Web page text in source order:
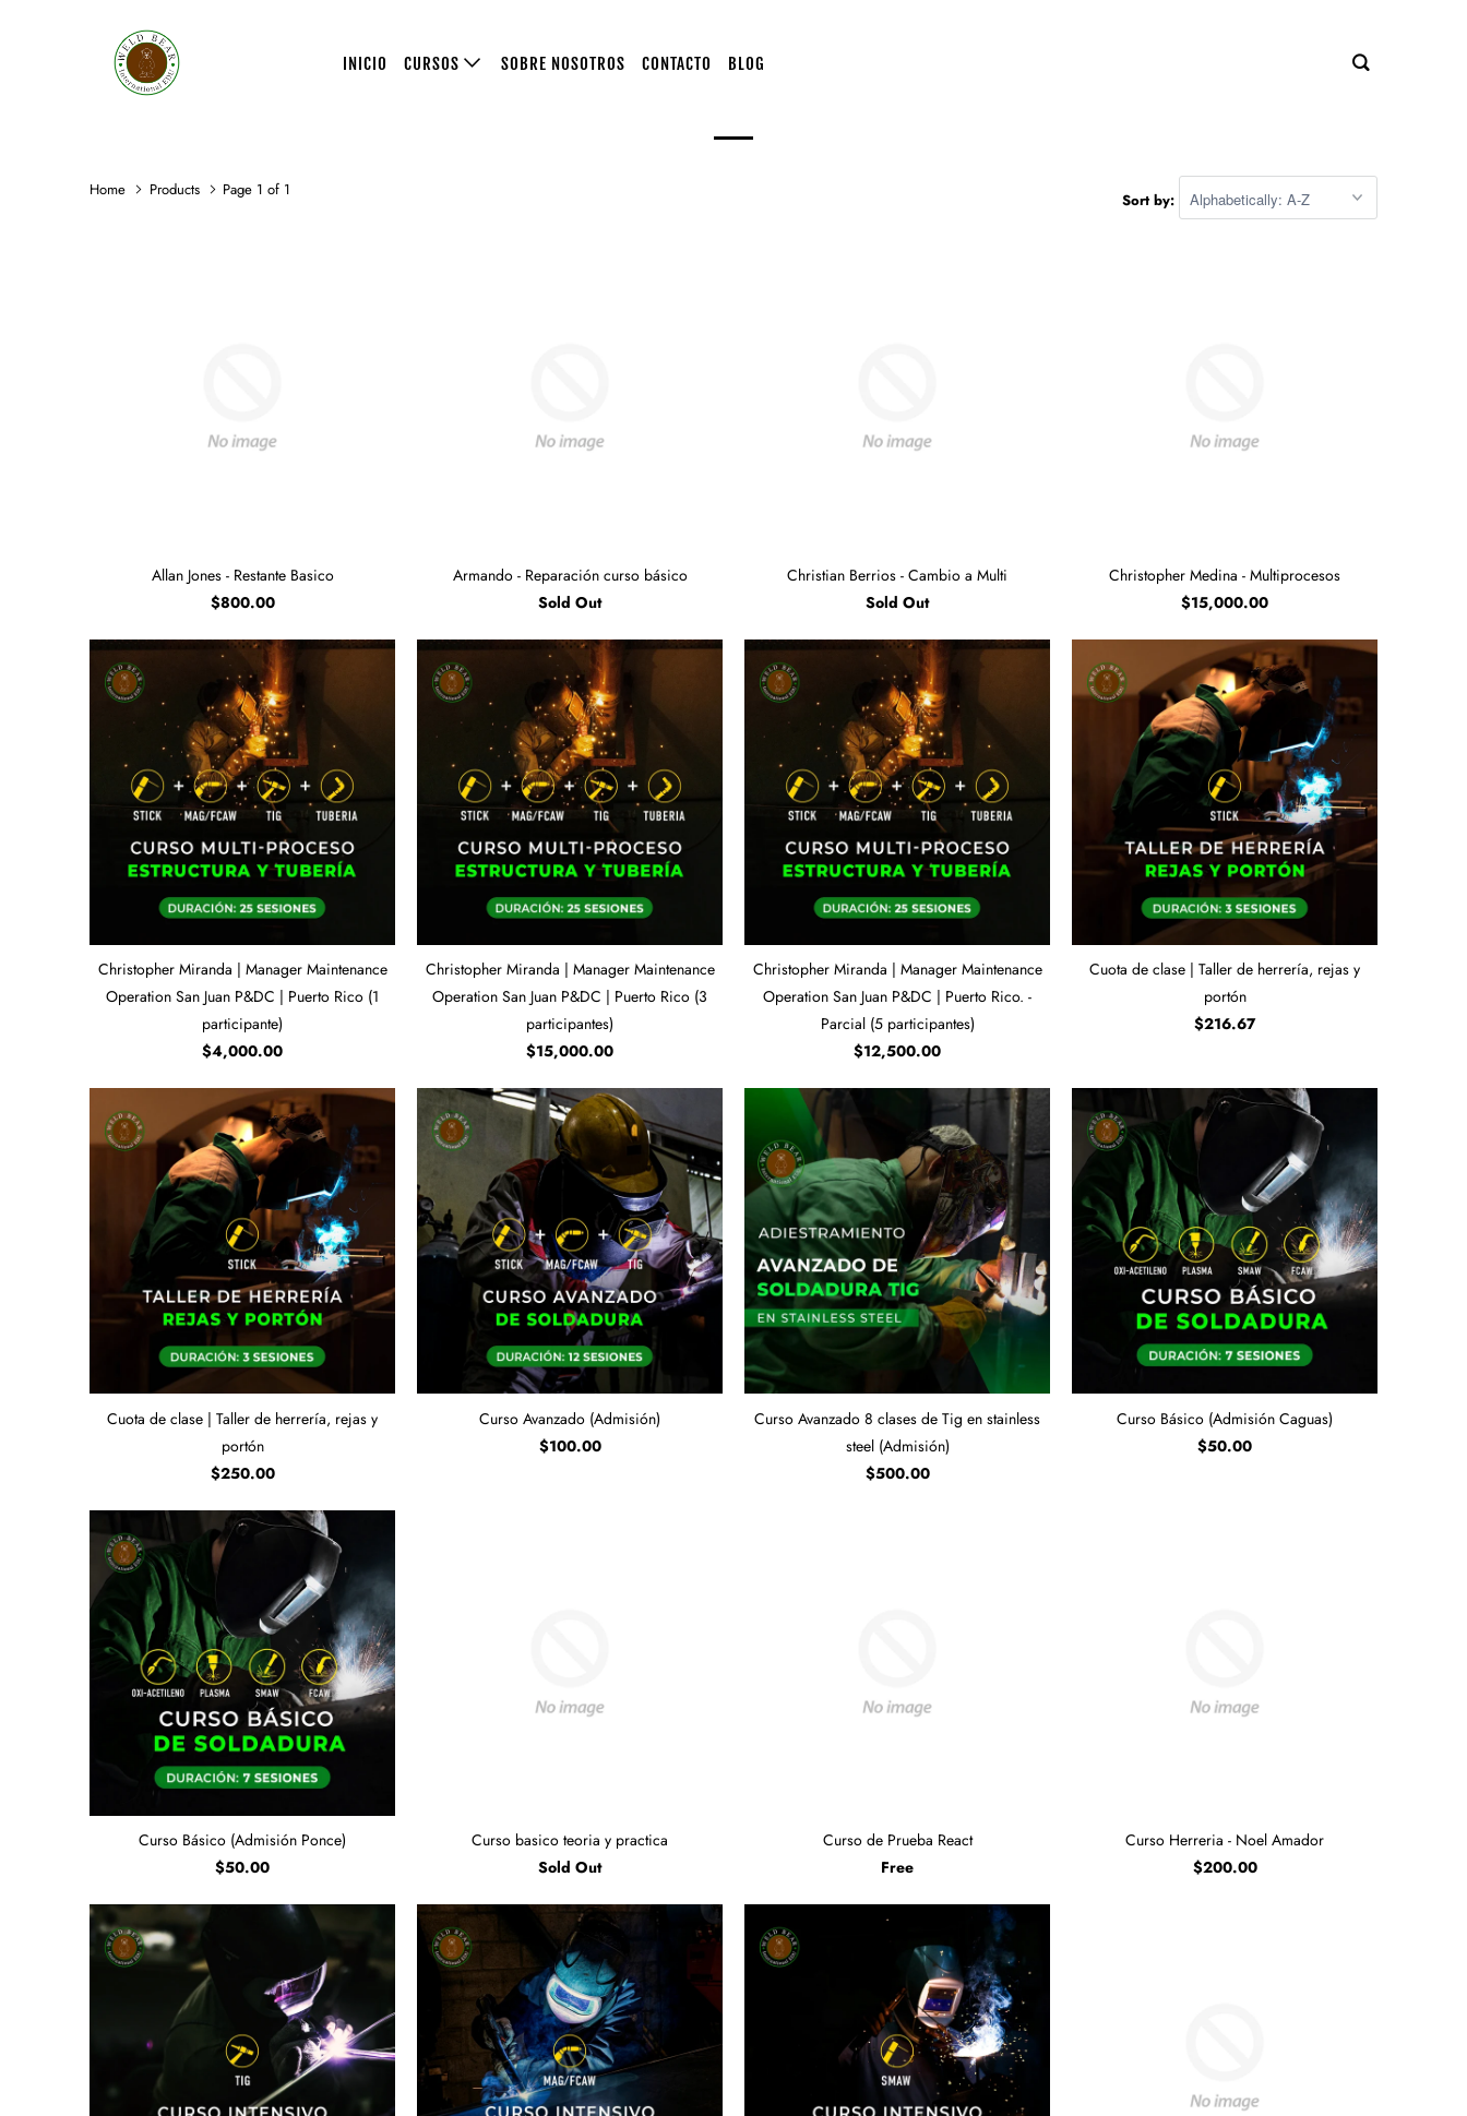
INICIO CURSOS SOBRE NOSOTROS CONTACTO BLOG
Home Products Page 1 of 1 Sort by:
Allan Jones - Restante Basico
$800.00
Armando - Reparación curso básico
Sold Out
Christian Berrios - Cambio a Multi
Sold Out
Christopher Medina - Multiprocesos
$15,000.00
Christopher Miranda | Manager Maintenance
Operation San Juan P&DC | Puerto Rico (1
participante)
$4,000.00
Christopher Miranda | Manager Maintenance
Operation San Juan P&DC | Puerto Rico (3
participantes)
$15,000.00
Christopher Miranda | Manager Maintenance
Operation San Juan P&DC | Puerto Rico. -
Parcial (5 participantes)
$12,500.00
Cuota de clase | Taller de herrería, rejas y
portón
$216.67
Cuota de clase | Taller de herrería, rejas y
portón
$250.00
Curso Avanzado (Admisión)
$100.00
Curso Avanzado 8 clases de Tig en stainless
steel (Admisión)
$500.00
Curso Básico (Admisión Caguas)
$50.00
Curso Básico (Admisión Ponce)
$50.00
Curso basico teoria y practica
Sold Out
Curso de Prueba React
Free
Curso Herreria - Noel Amador
$200.00